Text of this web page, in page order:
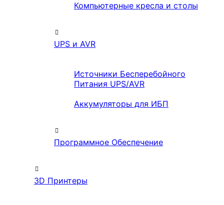
Компьютерные кресла и столы
UPS и AVR
Источники Бесперебойного
Питания UPS/AVR
Аккумуляторы для ИБП
Программное Обеспечение
3D Принтеры